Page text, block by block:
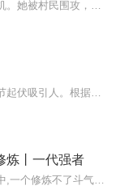
炼丨一代强者